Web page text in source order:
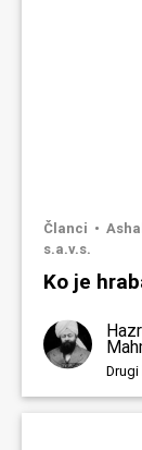
Članci
s.a.v.s.
Ko je